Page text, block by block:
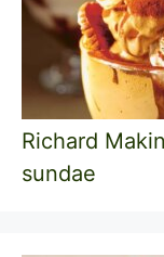
Richard
sundae